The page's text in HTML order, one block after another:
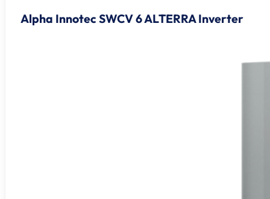
Alpha Innotec SWCV 6 ALTERRA Inverter